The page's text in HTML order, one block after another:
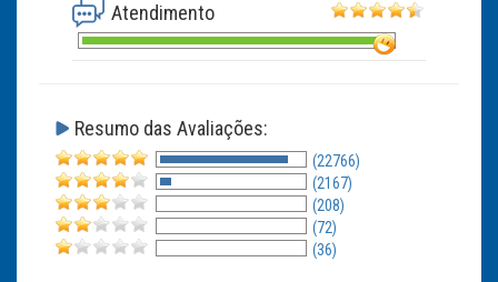
Atendimento
Resumo das Avaliações:
(22766)
(2167)
(208)
(72)
(36)